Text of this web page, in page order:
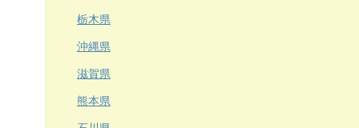
栃木県
沖縄県
滋賀県
熊本県